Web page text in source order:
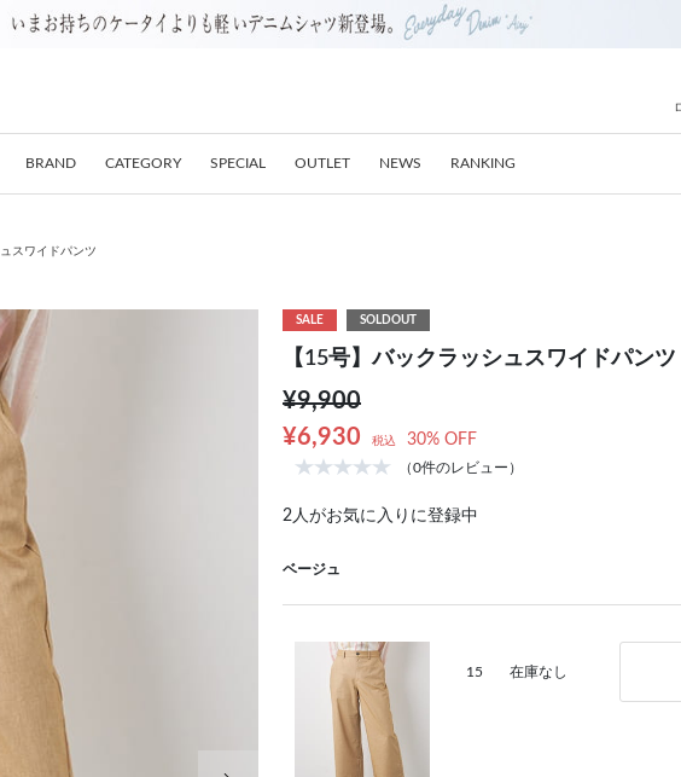
BRAND CATEGORY SPECIAL OUTLET NEWS RANKING
スワイドパンツ
SALE SOLDOUT
【15号】バックラッシュスワイドパンツ
¥9,900
¥6,930
税込 30% OFF
（0件のレビュー）
2人がお気に入りに登録中
ベージュ
15 在庫なし